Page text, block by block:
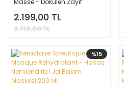
Masse - Dökülen Zayıf
Saçlar İçin Erkeklere Özel
Şampuan 250 Ml.
2.199,00 TL
2.710,00 TL
%15